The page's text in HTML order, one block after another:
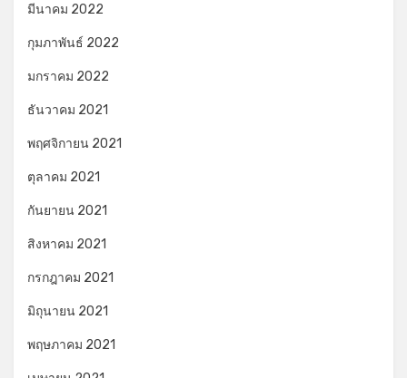
มีนาคม 2022
กุมภาพันธ์ 2022
มกราคม 2022
ธันวาคม 2021
พฤศจิกายน 2021
ตุลาคม 2021
กันยายน 2021
สิงหาคม 2021
กรกฎาคม 2021
มิถุนายน 2021
พฤษภาคม 2021